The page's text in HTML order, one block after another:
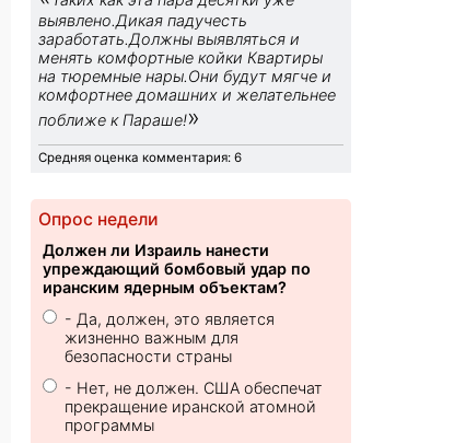
выявлено.Дикая падучесть
заработать.Должны выявляться и
менять комфортные койки Квартиры
на тюремные нары.Они будут мягче и
комфортнее домашних и желательнее
поближе к Параше!»
Средняя оценка комментария: 6
Опрос недели
Должен ли Израиль нанести
упреждающий бомбовый удар по
иранским ядерным объектам?
- Да, должен, это является
жизненно важным для
безопасности страны
- Нет, не должен. США обеспечат
прекращение иранской атомной
программы